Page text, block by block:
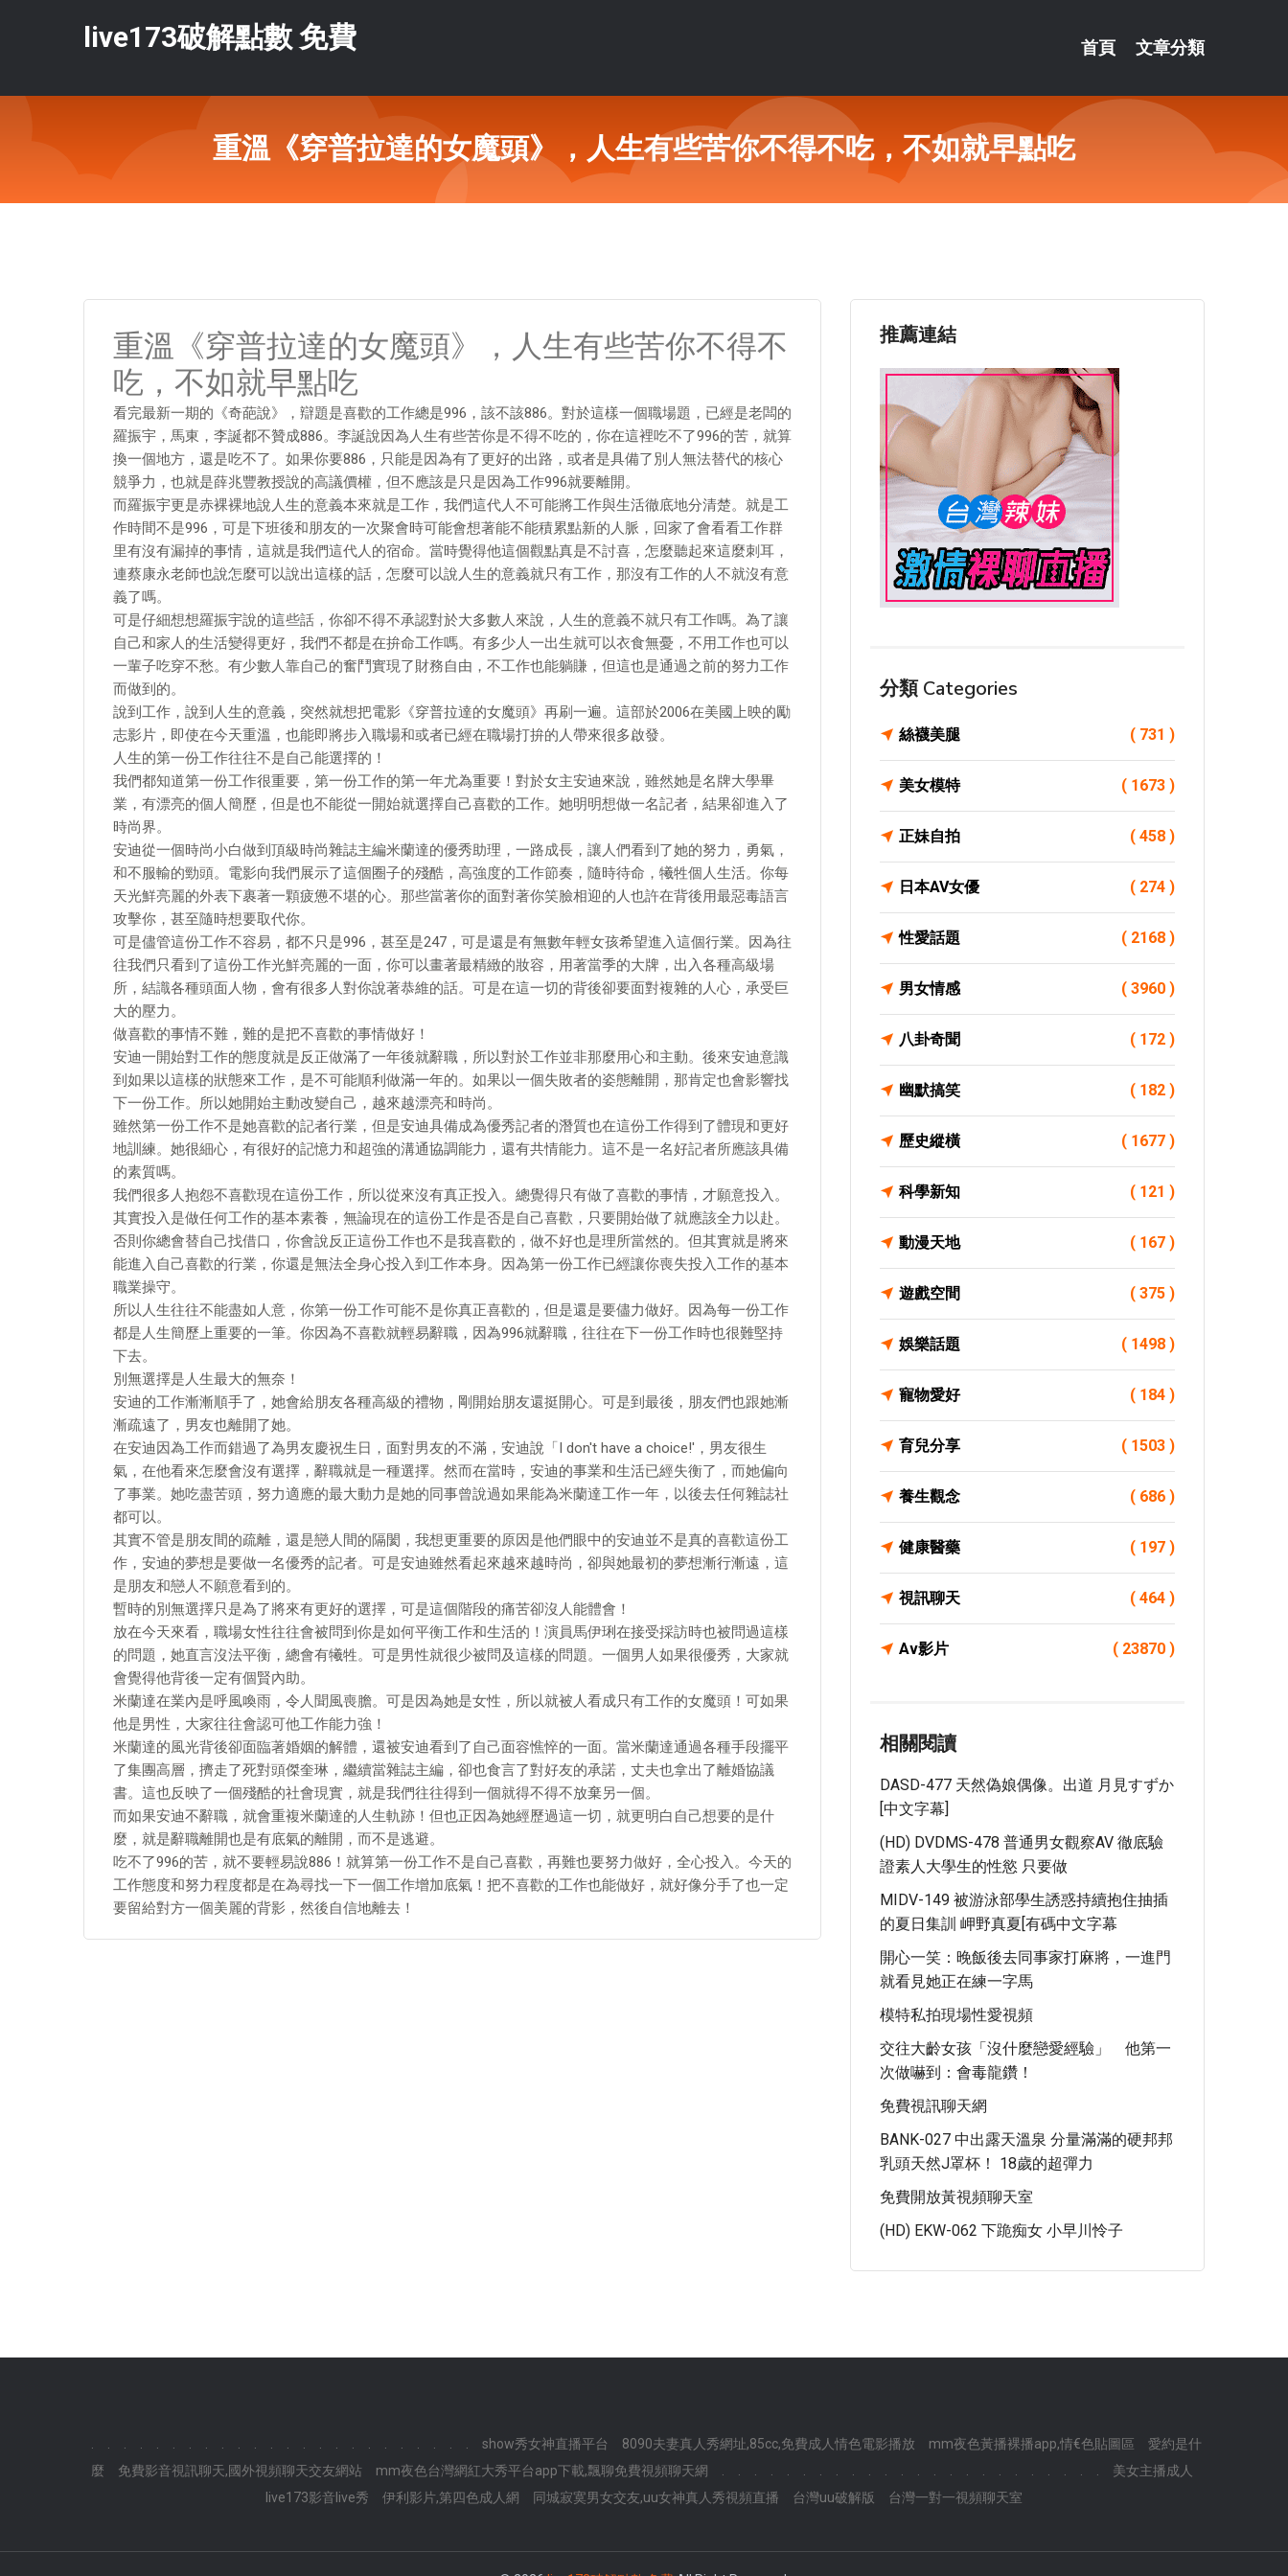
live173破解點數 免費 首頁 文章分類
重溫《穿普拉達的女魔頭》，人生有些苦你不得不吃，不如就早點吃
重溫《穿普拉達的女魔頭》，人生有些苦你不得不
吃，不如就早點吃
看完最新一期的《奇葩說》，辯題是喜歡的工作總是996，該不該886。對於這樣一個職場題，已經是老闆的
羅振宇，馬東，李誕都不贊成886。李誕說因為人生有些苦你是不得不吃的，你在這裡吃不了996的苦，就算
換一個地方，還是吃不了。如果你要886，只能是因為有了更好的出路，或者是具備了別人無法替代的核心
競爭力，也就是薛兆豐教授說的高議價權，但不應該是只是因為工作996就要離開。
而羅振宇更是赤裸裸地說人生的意義本來就是工作，我們這代人不可能將工作與生活徹底地分清楚。就是工
作時間不是996，可是下班後和朋友的一次聚會時可能會想著能不能積累點新的人脈，回家了會看看工作群
里有沒有漏掉的事情，這就是我們這代人的宿命。當時覺得他這個觀點真是不討喜，怎麼聽起來這麼刺耳，
連蔡康永老師也說怎麼可以說出這樣的話，怎麼可以說人生的意義就只有工作，那沒有工作的人不就沒有意
義了嗎。
可是仔細想想羅振宇說的這些話，你卻不得不承認對於大多數人來說，人生的意義不就只有工作嗎。為了讓
自己和家人的生活變得更好，我們不都是在拚命工作嗎。有多少人一出生就可以衣食無憂，不用工作也可以
一輩子吃穿不愁。有少數人靠自己的奮鬥實現了財務自由，不工作也能躺賺，但這也是通過之前的努力工作
而做到的。
說到工作，說到人生的意義，突然就想把電影《穿普拉達的女魔頭》再刷一遍。這部於2006在美國上映的勵
志影片，即使在今天重溫，也能即將步入職場和或者已經在職場打拚的人帶來很多啟發。
人生的第一份工作往往不是自己能選擇的！
我們都知道第一份工作很重要，第一份工作的第一年尤為重要！對於女主安迪來說，雖然她是名牌大學畢
業，有漂亮的個人簡歷，但是也不能從一開始就選擇自己喜歡的工作。她明明想做一名記者，結果卻進入了
時尚界。
安迪從一個時尚小白做到頂級時尚雜誌主編米蘭達的優秀助理，一路成長，讓人們看到了她的努力，勇氣，
和不服輸的勁頭。電影向我們展示了這個圈子的殘酷，高強度的工作節奏，隨時待命，犧牲個人生活。你每
天光鮮亮麗的外表下裹著一顆疲憊不堪的心。那些當著你的面對著你笑臉相迎的人也許在背後用最惡毒語言
攻擊你，甚至隨時想要取代你。
可是儘管這份工作不容易，都不只是996，甚至是247，可是還是有無數年輕女孩希望進入這個行業。因為往
往我們只看到了這份工作光鮮亮麗的一面，你可以畫著最精緻的妝容，用著當季的大牌，出入各種高級場
所，結識各種頭面人物，會有很多人對你說著恭維的話。可是在這一切的背後卻要面對複雜的人心，承受巨
大的壓力。
做喜歡的事情不難，難的是把不喜歡的事情做好！
安迪一開始對工作的態度就是反正做滿了一年後就辭職，所以對於工作並非那麼用心和主動。後來安迪意識
到如果以這樣的狀態來工作，是不可能順利做滿一年的。如果以一個失敗者的姿態離開，那肯定也會影響找
下一份工作。所以她開始主動改變自己，越來越漂亮和時尚。
雖然第一份工作不是她喜歡的記者行業，但是安迪具備成為優秀記者的潛質也在這份工作得到了體現和更好
地訓練。她很細心，有很好的記憶力和超強的溝通協調能力，還有共情能力。這不是一名好記者所應該具備
的素質嗎。
我們很多人抱怨不喜歡現在這份工作，所以從來沒有真正投入。總覺得只有做了喜歡的事情，才願意投入。
其實投入是做任何工作的基本素養，無論現在的這份工作是否是自己喜歡，只要開始做了就應該全力以赴。
否則你總會替自己找借口，你會說反正這份工作也不是我喜歡的，做不好也是理所當然的。但其實就是將來
能進入自己喜歡的行業，你還是無法全身心投入到工作本身。因為第一份工作已經讓你喪失投入工作的基本
職業操守。
所以人生往往不能盡如人意，你第一份工作可能不是你真正喜歡的，但是還是要儘力做好。因為每一份工作
都是人生簡歷上重要的一筆。你因為不喜歡就輕易辭職，因為996就辭職，往往在下一份工作時也很難堅持
下去。
別無選擇是人生最大的無奈！
安迪的工作漸漸順手了，她會給朋友各種高級的禮物，剛開始朋友還挺開心。可是到最後，朋友們也跟她漸
漸疏遠了，男友也離開了她。
在安迪因為工作而錯過了為男友慶祝生日，面對男友的不滿，安迪說「I don't have a choice!'，男友很生
氣，在他看來怎麼會沒有選擇，辭職就是一種選擇。然而在當時，安迪的事業和生活已經失衡了，而她偏向
了事業。她吃盡苦頭，努力適應的最大動力是她的同事曾說過如果能為米蘭達工作一年，以後去任何雜誌社
都可以。
其實不管是朋友間的疏離，還是戀人間的隔閡，我想更重要的原因是他們眼中的安迪並不是真的喜歡這份工
作，安迪的夢想是要做一名優秀的記者。可是安迪雖然看起來越來越時尚，卻與她最初的夢想漸行漸遠，這
是朋友和戀人不願意看到的。
暫時的別無選擇只是為了將來有更好的選擇，可是這個階段的痛苦卻沒人能體會！
放在今天來看，職場女性往往會被問到你是如何平衡工作和生活的！演員馬伊琍在接受採訪時也被問過這樣
的問題，她直言沒法平衡，總會有犧牲。可是男性就很少被問及這樣的問題。一個男人如果很優秀，大家就
會覺得他背後一定有個賢內助。
米蘭達在業內是呼風喚雨，令人聞風喪膽。可是因為她是女性，所以就被人看成只有工作的女魔頭！可如果
他是男性，大家往往會認可他工作能力強！
米蘭達的風光背後卻面臨著婚姻的解體，還被安迪看到了自己面容憔悴的一面。當米蘭達通過各種手段擺平
了集團高層，擠走了死對頭傑奎琳，繼續當雜誌主編，卻也食言了對好友的承諾，丈夫也拿出了離婚協議
書。這也反映了一個殘酷的社會現實，就是我們往往得到一個就得不得不放棄另一個。
而如果安迪不辭職，就會重複米蘭達的人生軌跡！但也正因為她經歷過這一切，就更明白自己想要的是什
麼，就是辭職離開也是有底氣的離開，而不是逃避。
吃不了996的苦，就不要輕易說886！就算第一份工作不是自己喜歡，再難也要努力做好，全心投入。今天的
工作態度和努力程度都是在為尋找一下一個工作增加底氣！把不喜歡的工作也能做好，就好像分手了也一定
要留給對方一個美麗的背影，然後自信地離去！
推薦連結
分類 Categories
絲襪美腿 ( 731 )
美女模特 ( 1673 )
正妹自拍 ( 458 )
日本AV女優 ( 274 )
性愛話題 ( 2168 )
男女情感 ( 3960 )
八卦奇聞 ( 172 )
幽默搞笑 ( 182 )
歷史縱橫 ( 1677 )
科學新知 ( 121 )
動漫天地 ( 167 )
遊戲空間 ( 375 )
娛樂話題 ( 1498 )
寵物愛好 ( 184 )
育兒分享 ( 1503 )
養生觀念 ( 686 )
健康醫藥 ( 197 )
視訊聊天 ( 464 )
Av影片 ( 23870 )
相關閱讀
DASD-477 天然偽娘偶像。出道 月見すずか
[中文字幕]
(HD) DVDMS-478 普通男女觀察AV 徹底驗
證素人大學生的性慾 只要做
MIDV-149 被游泳部學生誘惑持續抱住抽插
的夏日集訓 岬野真夏[有碼中文字幕
開心一笑：晚飯後去同事家打麻將，一進門
就看見她正在練一字馬
模特私拍現場性愛視頻
交往大齡女孩「沒什麼戀愛經驗」 他第一
次做嚇到：會毒龍鑽！
免費視訊聊天網
BANK-027 中出露天溫泉 分量滿滿的硬邦邦
乳頭天然J罩杯！ 18歲的超彈力
免費開放黃視頻聊天室
(HD) EKW-062 下跪痴女 小早川怜子
show秀女神直播平台 8090夫妻真人秀網址,85cc,免費成人情色電影播放 mm夜色黃播裸播app,情€色貼圖區
愛約是什
麼
免費影音視訊聊天,國外視頻聊天交友網站 mm夜色台灣網紅大秀平台app下載,飄聊免費視頻聊天網
美女主播成人
live173影音live秀
伊利影片,第四色成人網 同城寂寞男女交友,uu女神真人秀視頻直播 台灣uu破解版 台灣一對一視頻聊天室